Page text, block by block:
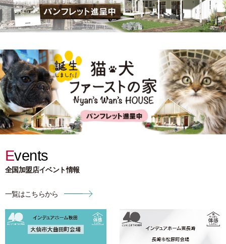
Events
全国加盟店イベント情報
一覧はこちらから